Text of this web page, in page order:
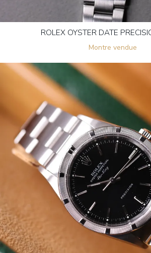
ROLEX OYSTER DATE
Montre vendue